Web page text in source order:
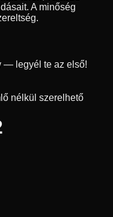
A minőség
— legyél te az első!
nélkül szerelhető